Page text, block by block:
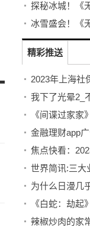
精彩推送
我下了光晕2_
金融理财app